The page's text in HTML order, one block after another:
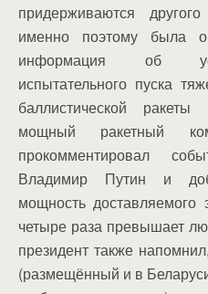
придерживаются
именно поэтому была
информация об
испытательного пуска
баллистической
мощный ракетный
прокомментировал
Владимир Путин и
мощность доставляемого
четыре раза превышает
президент также
(размещённый и в